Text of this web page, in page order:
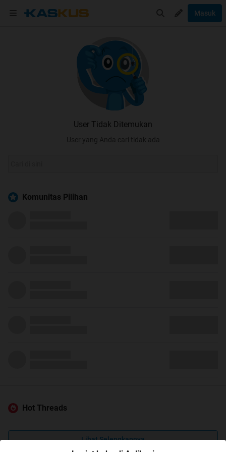
Masuk
User Tidak Ditemukan
User yang Anda cari tidak ada
Komunitas Pilihan
Hot Threads
Lihat Selengkapnya